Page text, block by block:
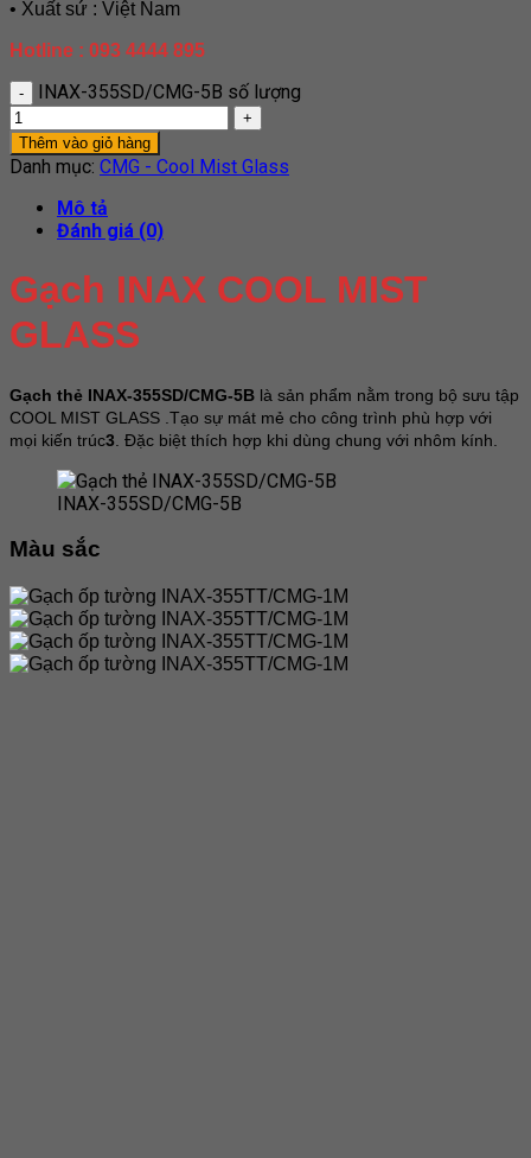
• Xuất sứ : Việt Nam
Hotline : 093 4444 895
INAX-355SD/CMG-5B số lượng
Thêm vào giỏ hàng
Danh mục: CMG - Cool Mist Glass
Mô tả
Đánh giá (0)
Gạch INAX COOL MIST
GLASS
Gạch thẻ INAX-355SD/CMG-5B là sản phẩm nằm trong bộ sưu tập
COOL MIST GLASS .Tạo sự mát mẻ cho công trình phù hợp với
mọi kiến trúc3 . Đặc biệt thích hợp khi dùng chung với nhôm kính.
INAX-355SD/CMG-5B
Màu sắc